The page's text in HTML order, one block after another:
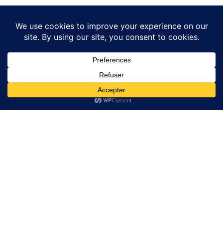
GRILLES ACIER
Liens Utiles
Politique de confidentialité